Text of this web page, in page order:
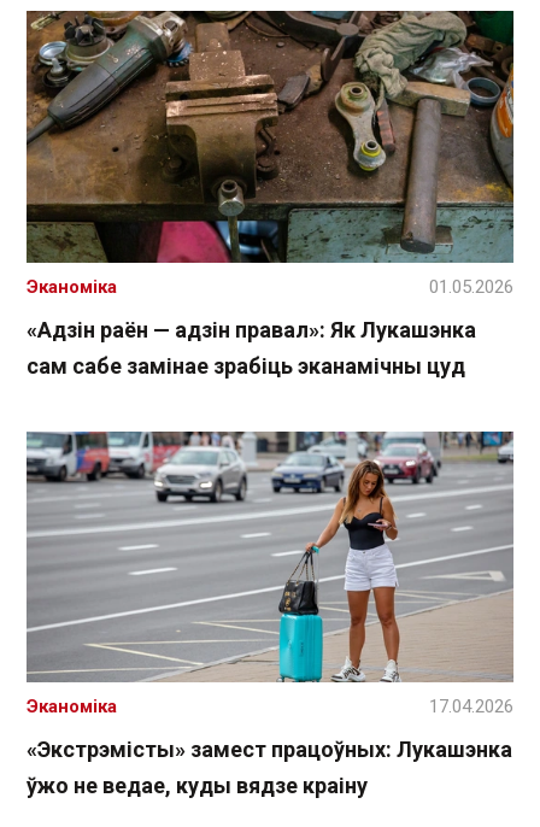
«Адзін раён — адзін правал»: Як Лукашэнка
сам сабе замінае зрабіць эканамічны цуд
Эканоміка 01.05.2026
«Экстрэмісты» замест працоўных: Лукашэнка
ўжо не ведае, куды вядзе краіну
Эканоміка 17.04.2026